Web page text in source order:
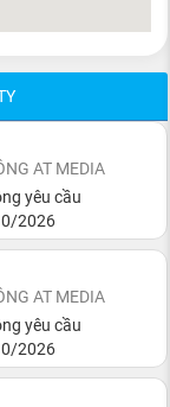
AT MEDIA
yêu cầu
2026
AT MEDIA
yêu cầu
2026